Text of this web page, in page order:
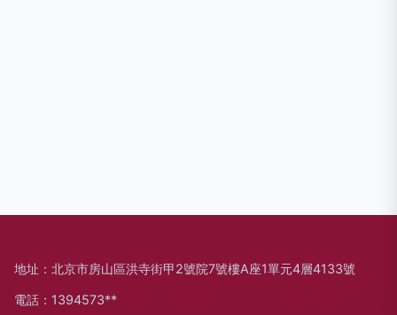
地址：北京市房山區洪寺街甲2號院7號樓A座1單元4層4133號
電話：1394573**